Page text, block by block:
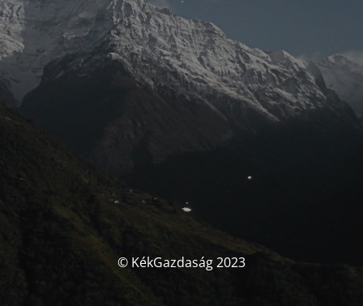
© KékGazdaság 2023